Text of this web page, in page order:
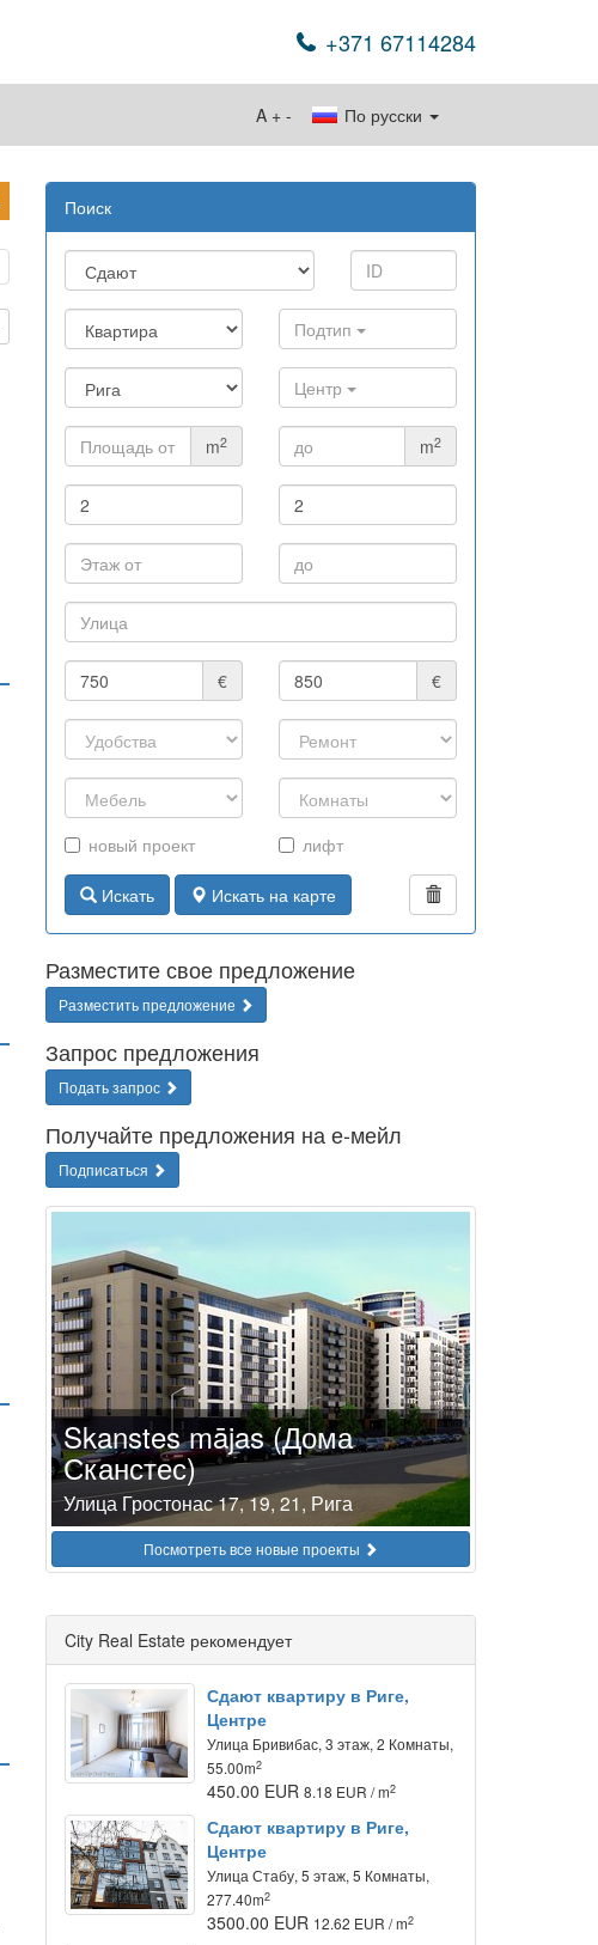
+371 67114284
По русски
A + -
Поиск
Подтип
Центр
m2 m2
€ €
новый проект лифт
Искать Искать на карте
Разместите свое предложение
Разместить предложение
Запрос предложения
Подать запрос
Получайте предложения на е-мейл
Подписаться
Skanstes mājas (Дома
Сканстес)
Улица Гростонас 17, 19, 21, Рига
Посмотреть все новые проекты
City Real Estate рекомендует
Сдают квартиру в Риге,
Центре
Улица Бривибас, 3 этаж, 2 Комнаты,
55.00m2
450.00 EUR8.18 EUR / m2
Сдают квартиру в Риге,
Центре
Улица Стабу, 5 этаж, 5 Комнаты,
277.40m2
3500.00 EUR 12.62 EUR / m2